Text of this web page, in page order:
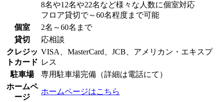
8名や12名や22名など様々な人数に個室対応
フロア貸切で～60名程度まで可能
個室
2名～60名まで
貸切
応相談
クレジッ
トカード
VISA、MasterCard、JCB、アメリカン・エキスプ
レス
駐車場
専用駐車場完備（詳細は電話にて）
ホームペ
ージ
ホームページはこちら